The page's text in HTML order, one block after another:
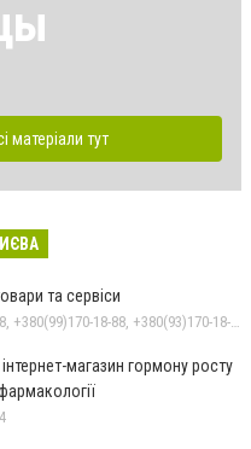
матеріали тут
та сервіси
магазин гормону росту